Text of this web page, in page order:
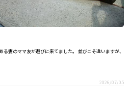
妻のママ友が遊びに来てました。 並びこそ違いますが、
2026/07/05